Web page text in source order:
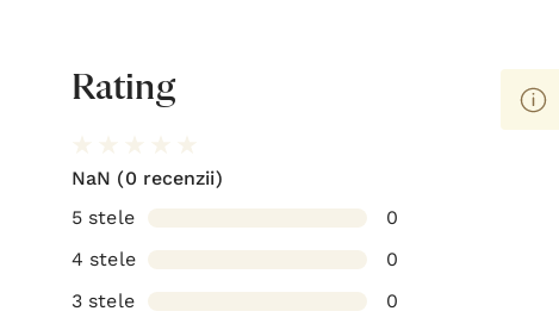
Rating
NaN (0 recenzii)
5 stele
0
4 stele
0
3 stele
0